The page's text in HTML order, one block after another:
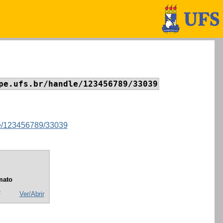
handle/123456789/33039
123456789/33039
Ver/Abrir